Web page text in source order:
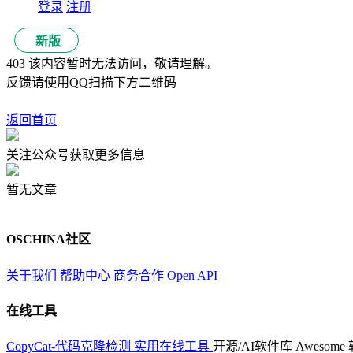
登录 注册
新版
403 该内容暂时无法访问，敬请理解。
反馈请使用QQ扫描下方二维码
返回首页
关注公众号获取更多信息
暂无文章
OSCHINA社区
关于我们 帮助中心 商务合作 Open API
在线工具
CopyCat-代码克隆检测 实用在线工具 开源/AI软件库 Awesome